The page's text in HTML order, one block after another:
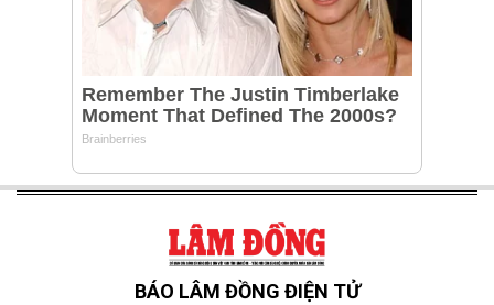
BÁO LÂM ĐỒNG ĐIỆN TỬ